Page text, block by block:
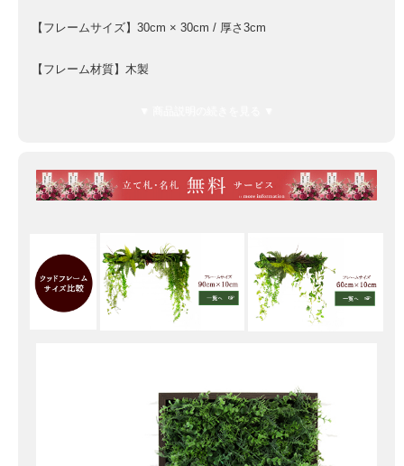
【フレームサイズ】30cm × 30cm / 厚さ3cm
【フレーム材質】木製
【仕様】金具フック本体は商品に取り付けられていない状態での